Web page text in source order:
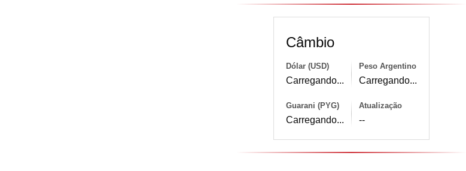
Câmbio
Dólar (USD)
Carregando...
Peso Argentino
Carregando...
Guarani (PYG)
Carregando...
Atualização
--